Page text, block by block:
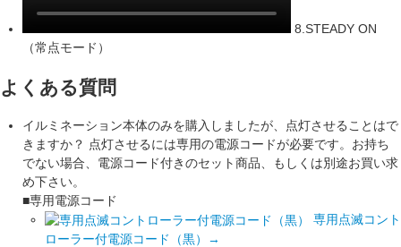
8.STEADY ON
（常点モード）
よくある質問
イルミネーション本体のみを購入しましたが、点灯させることはで
きますか？ 点灯させるには専用の電源コードが必要です。お持ち
でない場合、電源コード付きのセット商品、もしくは別途お買い求
め下さい。
■専用電源コード
専用点滅コント
ローラー付電源コード（黒）→